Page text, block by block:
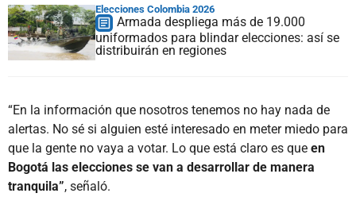
Elecciones Colombia 2026
Armada despliega más de 19.000
uniformados para blindar elecciones: así se
distribuirán en regiones
“En la información que nosotros tenemos no hay nada de
alertas. No sé si alguien esté interesado en meter miedo para
que la gente no vaya a votar. Lo que está claro es que en
Bogotá las elecciones se van a desarrollar de manera
tranquila”, señaló.